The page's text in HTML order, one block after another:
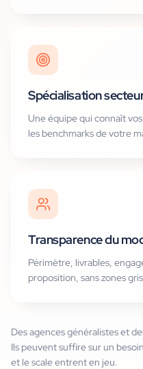
Spécialisation
Une équipe qui connaît
les benchmarks de votre
Transparence du
Périmètre, livrables,
proposition, sans zones
Des agences généralistes et
Ils peuvent suffire sur un
et le scale entrent en jeu.